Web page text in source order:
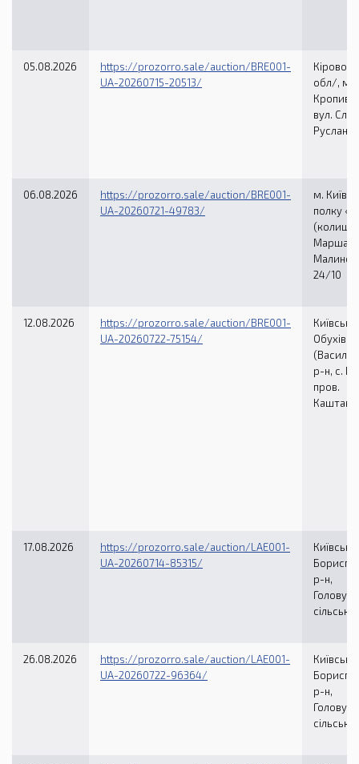
05.08.2026
https://prozorro.sale/auction/BRE001-
UA-20260715-20513/
обл/, м.
вул.
Руслана,
06.08.2026
https://prozorro.sale/auction/BRE001-
UA-20260721-49783/
м. Київ,
полку
Маршала
24/10
12.08.2026
https://prozorro.sale/auction/BRE001-
UA-20260722-75154/
р-н, с.
пров.
17.08.2026
https://prozorro.sale/auction/LAE001-
UA-20260714-85315/
р-н,
26.08.2026
https://prozorro.sale/auction/LAE001-
UA-20260722-96364/
р-н,